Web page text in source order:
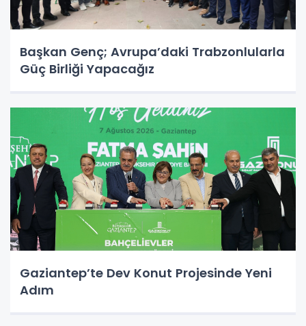
Başkan Genç; Avrupa’daki Trabzonlularla
Güç Birliği Yapacağız
Gaziantep’te Dev Konut Projesinde Yeni
Adım